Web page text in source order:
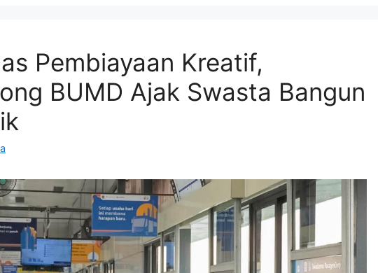
Pembiayaan Kreatif,
BUMD Ajak Swasta Bangun